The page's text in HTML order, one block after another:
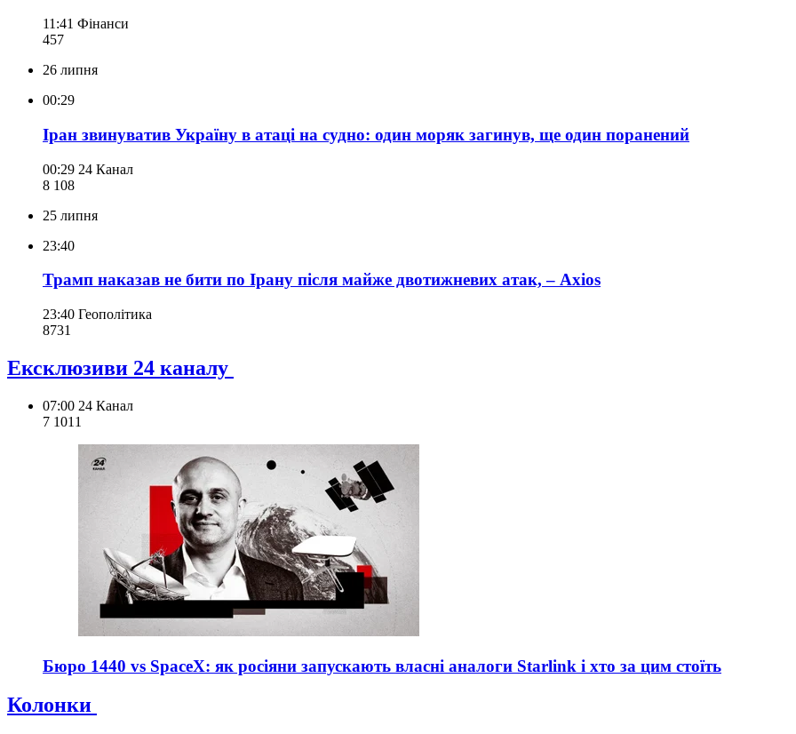
11:41 Фінанси
457
26 липня
00:29
Іран звинуватив Україну в атаці на судно: один моряк загинув, ще один поранений
00:29 24 Канал
8 108
25 липня
23:40
Трамп наказав не бити по Ірану після майже двотижневих атак, – Axios
23:40 Геополітика
8731
Ексклюзиви 24 каналу
07:00 24 Канал
7 101 1
Бюро 1440 vs SpaceX: як росіяни запускають власні аналоги Starlink і хто за цим стоїть
Колонки